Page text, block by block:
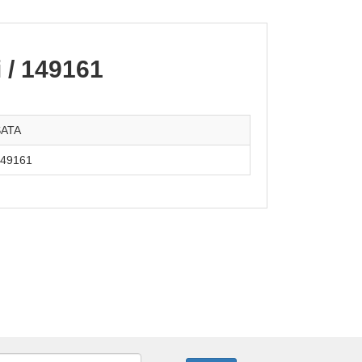
149161